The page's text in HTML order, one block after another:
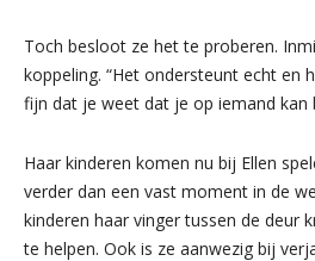
Toch besloot ze het te proberen.
koppeling. “Het ondersteunt echt en
fijn dat je weet dat je op iemand kan
Haar kinderen komen nu bij Ellen
verder dan een vast moment in de
kinderen haar vinger tussen de deur
te helpen. Ook is ze aanwezig bij